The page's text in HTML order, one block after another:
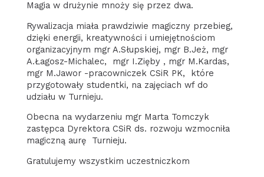
Magia w drużynie mnoży się przez dwa.
Rywalizacja miała prawdziwie magiczny przebieg,
dzięki energii, kreatywności i umiejętnościom
organizacyjnym mgr A.Słupskiej, mgr B.Jeż, mgr
A.Łagosz-Michalec, mgr I.Zięby , mgr M.Kardas,
mgr M.Jawor -pracowniczek CSiR PK, które
przygotowały studentki, na zajęciach wf do
udziału w Turnieju.
Obecna na wydarzeniu mgr Marta Tomczyk
zastępca Dyrektora CSiR ds. rozwoju wzmocniła
magiczną aurę Turnieju.
Gratulujemy wszystkim uczestniczkom